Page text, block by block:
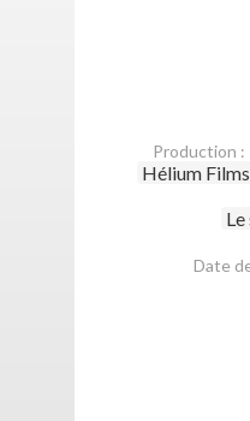
Production :
Hélium Films
Date